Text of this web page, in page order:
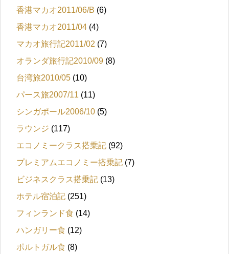
香港マカオ2011/06/B (6)
香港マカオ2011/04 (4)
マカオ旅行記2011/02 (7)
オランダ旅行記2010/09 (8)
台湾旅2010/05 (10)
パース旅2007/11 (11)
シンガポール2006/10 (5)
ラウンジ (117)
エコノミークラス搭乗記 (92)
プレミアムエコノミー搭乗記 (7)
ビジネスクラス搭乗記 (13)
ホテル宿泊記 (251)
フィンランド食 (14)
ハンガリー食 (12)
ポルトガル食 (8)